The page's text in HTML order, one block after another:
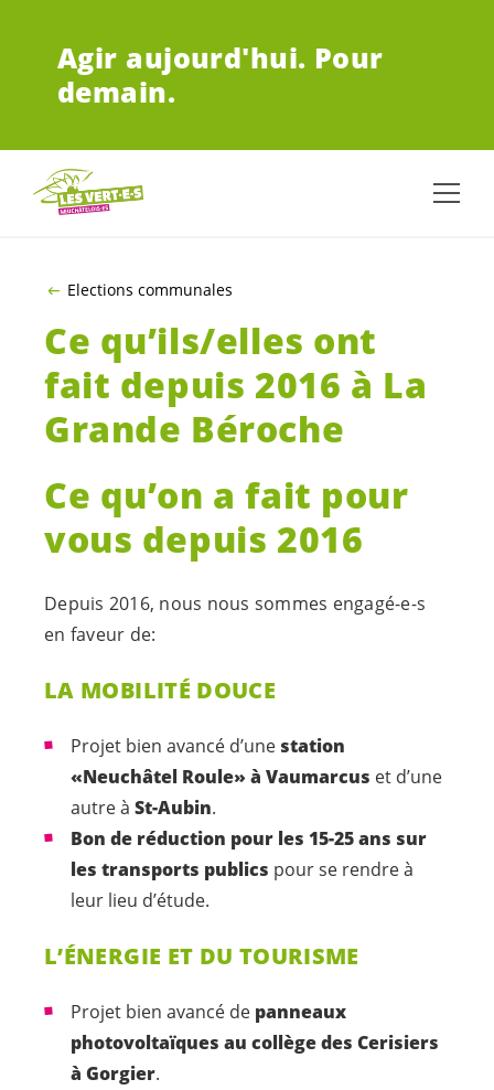
Agir aujourd'hui. Pour
demain.
Elections communales
Ce qu’ils/elles ont
fait depuis 2016 à La
Grande Béroche
Ce qu’on a fait pour
vous depuis 2016
Depuis 2016, nous nous sommes engagé-e-s
en faveur de:
LA MOBILITÉ DOUCE
Projet bien avancé d’une station
«Neuchâtel Roule» à Vaumarcus et d’une
autre à St-Aubin.
Bon de réduction pour les 15-25 ans sur
les transports publics pour se rendre à
leur lieu d’étude.
L’ÉNERGIE ET DU TOURISME
Projet bien avancé de panneaux
photovoltaïques au collège des Cerisiers
à Gorgier.